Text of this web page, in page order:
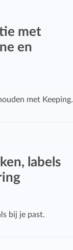
de structuur aan
past.
zoals bij je past.
met
en
met Keeping.
labels
bij je past.